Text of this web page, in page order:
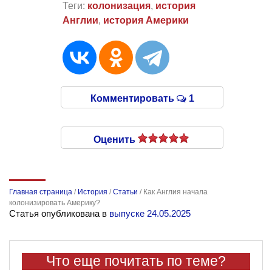
Теги: колонизация, история
Англии, история Америки
Комментировать 1
Оценить
Главная страница / История /Статьи / Как Англия начала
колонизировать Америку?
Статья опубликована в выпуске 24.05.2025
Что еще почитать по теме?